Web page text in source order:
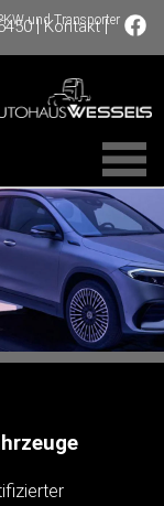
und Transporter
|Kontakt|